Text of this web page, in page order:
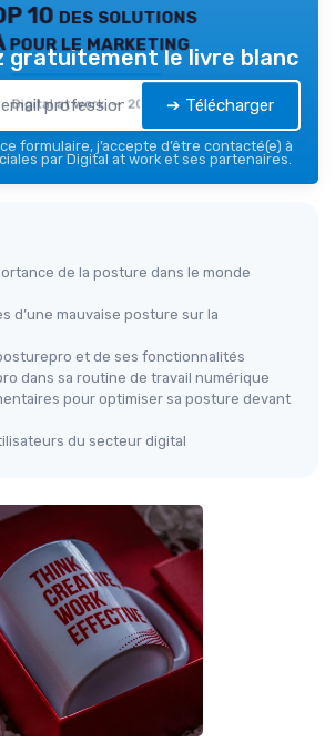
10 des solutions
pour le marketing
Digital at work — 2026
gratuitement le livre blanc
➔ Télécharger
formulaire, j’accepte d’être contacté(e) à
par Digital at work et ses partenaires.
de la posture dans le monde
d’une mauvaise posture sur la
et de ses fonctionnalités
dans sa routine de travail numérique
pour optimiser sa posture devant
du secteur digital